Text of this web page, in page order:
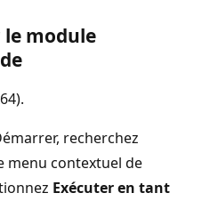
module
recherchez
menu contextuel de
Exécuter en tant